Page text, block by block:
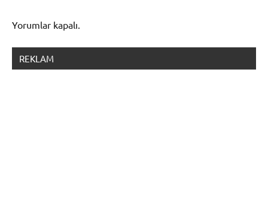
Yorumlar kapalı.
REKLAM